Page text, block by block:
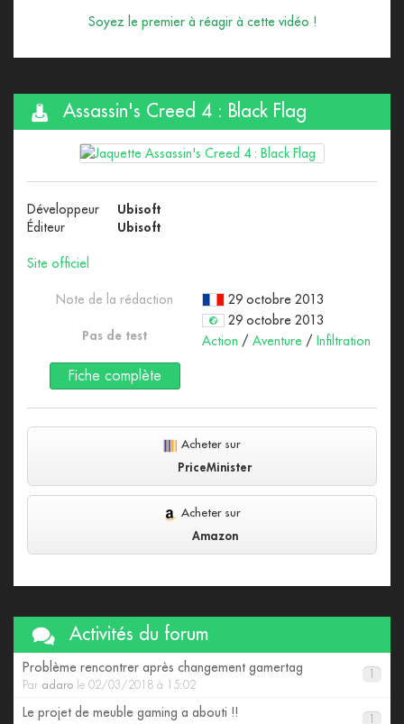
Soyez le premier à réagir à cette vidéo !
Assassin's Creed 4 : Black Flag
Développeur
Ubisoft
Éditeur
Ubisoft
Site officiel
29 octobre 2013
29 octobre 2013
Action / Aventure / Infiltration
Note de la rédaction
Pas de test
Fiche complète
Acheter sur
PriceMinister
Acheter sur
Amazon
Activités du forum
Problème rencontrer après changement gamertag
Par adaro le 02/03/2018 à 15:02
Le projet de meuble gaming a abouti !!